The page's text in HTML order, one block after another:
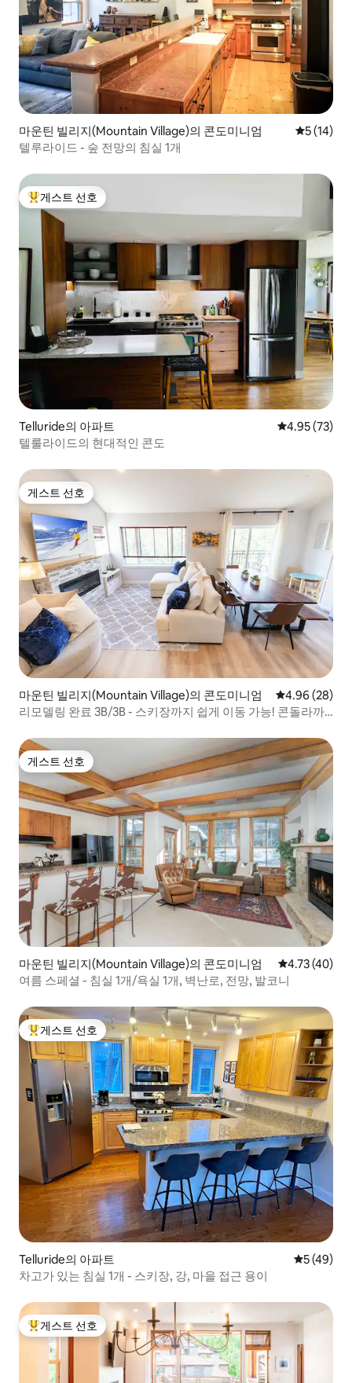
마운틴 빌리지(Mountain Village)의 콘도미니엄 평점 5점
5 (14)
텔루라이드 - 숲 전망의 침실 1개
상위 게스트 선호
게스트 선호
Telluride의 아파트 평점 4.95점(5
4.95 (73)
텔룰라이드의 현대적인 콘도
게스트 선호
게스트 선호
마운틴 빌리지(Mountain Village)의 콘도미니엄 평점 4.96점(5
4.96 (28)
리모델링 완료 3B/3B - 스키장까지 쉽게 이동 가능! 콘돌라까
게스트 선호
게스트 선호
마운틴 빌리지(Mountain Village)의 콘도미니엄 평점 4.73점
4.73 (40)
여름 스페셜 - 침실 1개/욕실 1개, 벽난로, 전망, 발코니
상위 게스트 선호
게스트 선호
Telluride의 아파트 평점 5점(5
5 (49)
차고가 있는 침실 1개 - 스키장, 강, 마을 접근 용이
상위 게스트 선호
게스트 선호